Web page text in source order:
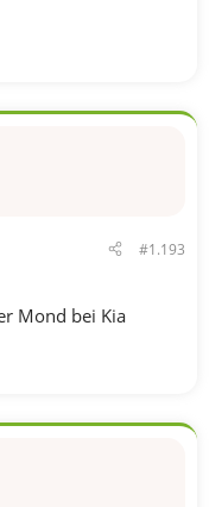
#1.193
Mond bei Kia